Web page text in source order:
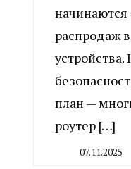
начинаются
распродаж
план —
роутер […]
07.11.2025